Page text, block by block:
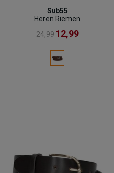
Sub55
Heren Riemen
24,99 12,99